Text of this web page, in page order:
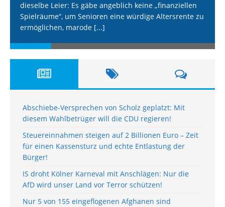
dieselbe Leier: Es gäbe angeblich keine „finanziellen
Spielräume“, um Senioren eine würdige Altersrente zu
ermöglichen, marode [...]
Abschiebe-Versprechen von Scholz geplatzt: Mit
diesem Wahlbetrüger will die CDU regieren!
Steuereinnahmen steigen auf 2 Billionen Euro – Zeit
für einen Kassensturz und echte Entlastung der
Bürger!
IS droht Kölner Karneval mit Anschlägen: Nur die
AfD wird unser Land vor Terror schützen!
Nur 5 von 155 eingeflogenen Afghanen sind